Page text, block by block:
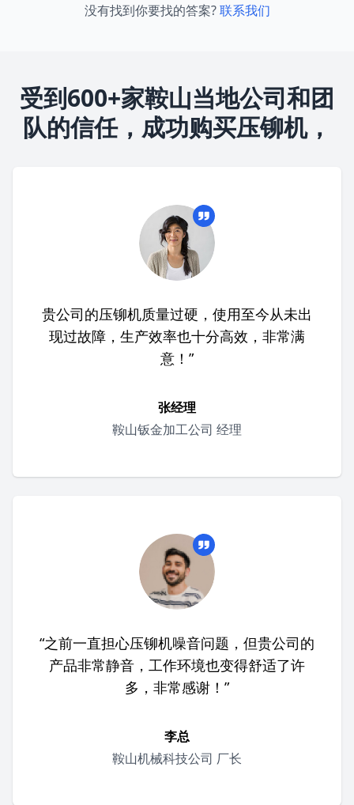
没有找到你要找的答案?联系我们
受到600+家鞍山当地公司和团
队的信任，成功购买压铆机，
贵公司的压铆机质量过硬，使用至今从未出
现过故障，生产效率也十分高效，非常满
意！”
张经理
鞍山钣金加工公司 经理
“之前一直担心压铆机噪音问题，但贵公司的
产品非常静音，工作环境也变得舒适了许
多，非常感谢！”
李总
鞍山机械科技公司 厂长